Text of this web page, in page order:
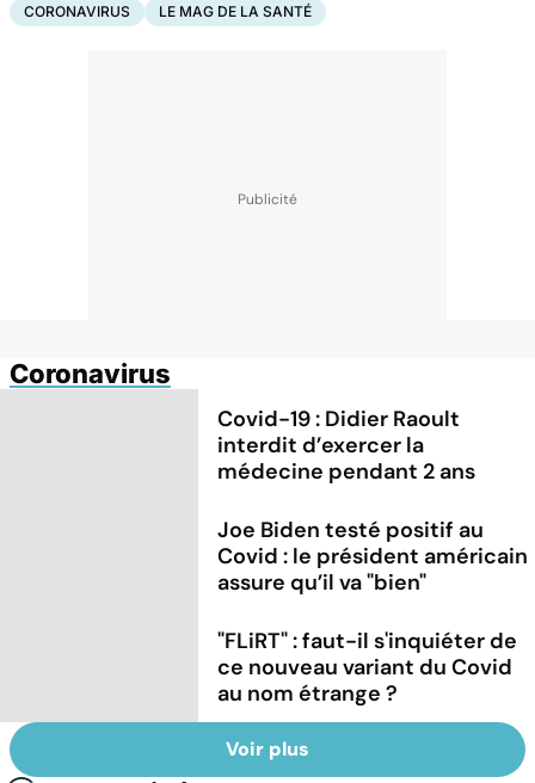
CORONAVIRUS LE MAG DE LA SANTÉ
Coronavirus
Covid-19 : Didier Raoult
interdit d’exercer la
médecine pendant 2 ans
Joe Biden testé positif au
Covid : le président américain
assure qu’il va "bien"
"FLiRT" : faut-il s'inquiéter de
ce nouveau variant du Covid
au nom étrange ?
Voir plus